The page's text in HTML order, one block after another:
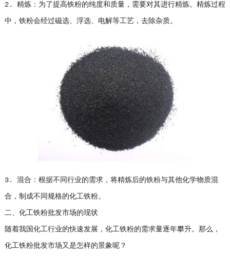
2. 精炼：为了提高铁粉的纯度和质量，需要对其进行精炼。精炼过程
中，铁粉会经过磁选、浮选、电解等工艺，去除杂质。
3. 混合：根据不同行业的需求，将精炼后的铁粉与其他化学物质混
合，制成不同规格的化工铁粉。
二、化工铁粉批发市场的现状
随着我国化工行业的快速发展，化工铁粉的需求量逐年攀升。那么，
化工铁粉批发市场又是怎样的景象呢？